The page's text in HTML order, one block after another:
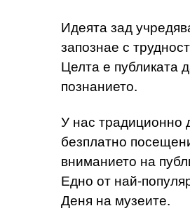
Идеята зад
запознае с
Целта е публиката
познанието.
У нас традиционно
безплатно
вниманието на
Едно от най-
Деня на музеите.